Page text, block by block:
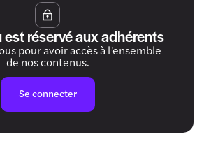
réservé aux adhérents
pour avoir accès à l’ensemble
de nos contenus.
Se connecter